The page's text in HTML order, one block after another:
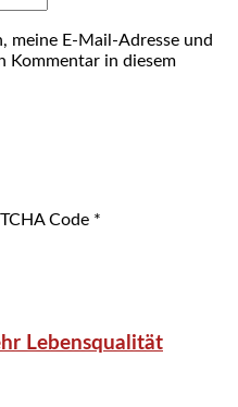
meine E-Mail-Adresse und
Kommentar in diesem
Code *
Lebensqualität